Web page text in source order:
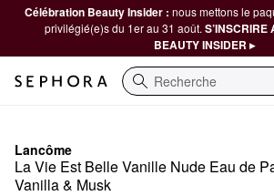
Célébration Beauty Insider : nous mettons le
privilégié(e)s du 1er au 31 août. S’INSCRIRE
BEAUTY INSIDER ▸
Recherche
Lancôme
La Vie Est Belle Vanille Nude Eau de
Vanilla & Musk